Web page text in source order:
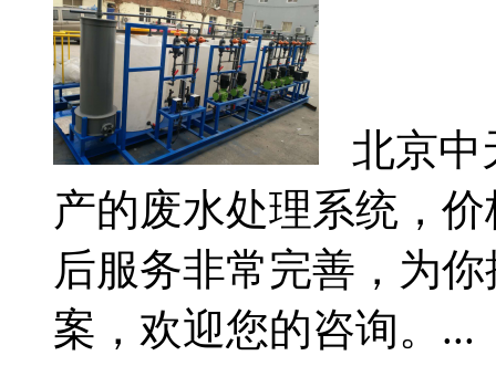
北京中
产的废水处理系统，
后服务非常完善，为
案，欢迎您的咨询。...